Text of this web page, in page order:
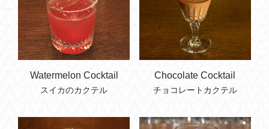
Watermelon Cocktail
スイカのカクテル
Chocolate Cocktail
チョコレートカクテル